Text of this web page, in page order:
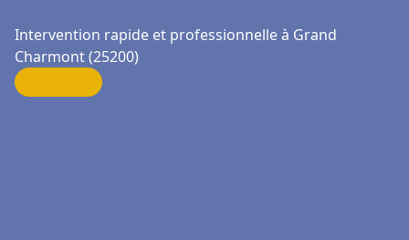
Intervention rapide et professionnelle à Grand
Charmont (25200)